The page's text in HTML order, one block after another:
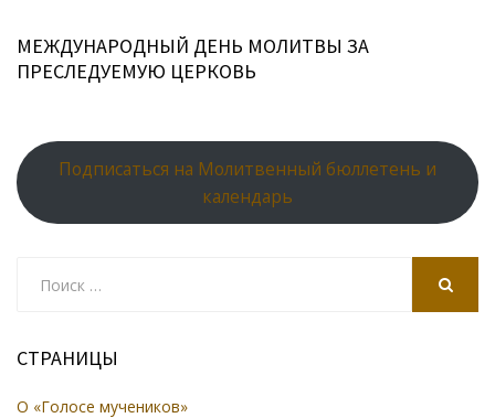
МЕЖДУНАРОДНЫЙ ДЕНЬ МОЛИТВЫ ЗА
ПРЕСЛЕДУЕМУЮ ЦЕРКОВЬ
Подписаться на Молитвенный бюллетень и
календарь
СТРАНИЦЫ
О «Голосе мучеников»